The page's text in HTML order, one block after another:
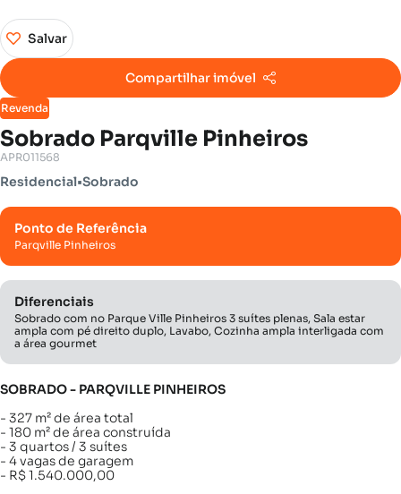
Revenda
Sobrado Parqville Pinheiros
Salvar
Compartilhar imóvel
APR011568
Residencial•Sobrado
Ponto de Referência
Parqville Pinheiros
Diferenciais
Sobrado com no Parque Ville Pinheiros 3 suítes plenas, Sala estar
ampla com pé direito duplo, Lavabo, Cozinha ampla interligada com
a área gourmet
SOBRADO - PARQVILLE PINHEIROS
- 327 m² de área total
- 180 m² de área construída
- 3 quartos / 3 suítes
- 4 vagas de garagem
- R$ 1.540.000,00